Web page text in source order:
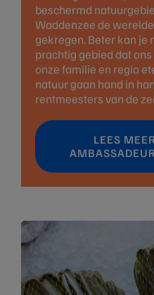
beschermd
Waddenzee de
gekregen. Beter kan je
prachtig gebied dat
onze familie en regio
natuur gaan hand in
rentmeesters van de
LEES